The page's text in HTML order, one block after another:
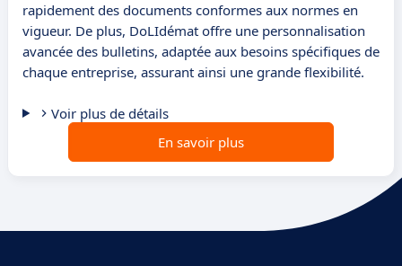
rapidement des documents conformes aux normes en
vigueur. De plus, DoLIdémat offre une personnalisation
avancée des bulletins, adaptée aux besoins spécifiques de
chaque entreprise, assurant ainsi une grande flexibilité.
Voir plus de détails
En savoir plus